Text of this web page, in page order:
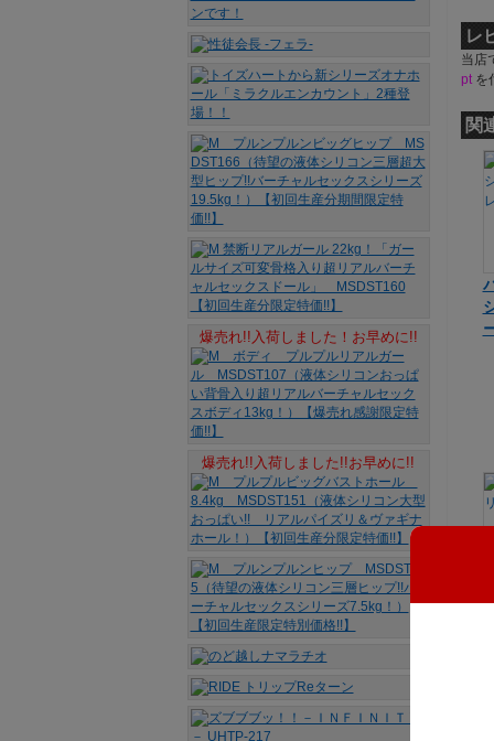
レ
当店
ptを
関
爆売れ!!入荷しました！お早めに!!
爆売れ!!入荷しました!!お早めに!!